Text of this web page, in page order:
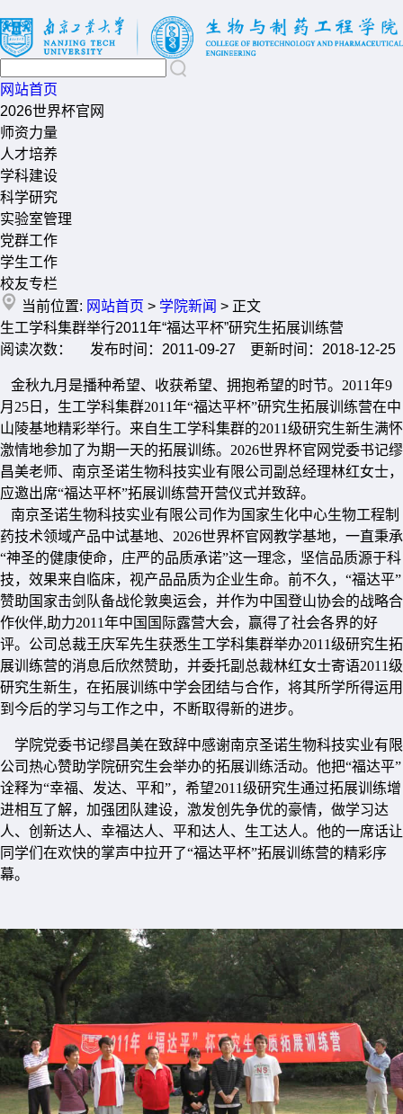
网站首页
2026世界杯官网
师资力量
人才培养
学科建设
科学研究
实验室管理
党群工作
学生工作
校友专栏
当前位置: 网站首页 > 学院新闻 > 正文
生工学科集群举行2011年“福达平杯”研究生拓展训练营
阅读次数： 发布时间：2011-09-27 更新时间：2018-12-25
金秋九月是播种希望、收获希望、拥抱希望的时节。2011年9
月25日，生工学科集群2011年“福达平杯”研究生拓展训练营在中
山陵基地精彩举行。来自生工学科集群的2011级研究生新生满怀
激情地参加了为期一天的拓展训练。2026世界杯官网党委书记缪
昌美老师、南京圣诺生物科技实业有限公司副总经理林红女士，
应邀出席“福达平杯”拓展训练营开营仪式并致辞。
南京圣诺生物科技实业有限公司作为国家生化中心生物工程制
药技术领域产品中试基地、2026世界杯官网教学基地，一直秉承
“神圣的健康使命，庄严的品质承诺”这一理念，坚信品质源于科
技，效果来自临床，视产品品质为企业生命。前不久，“福达平”
赞助国家击剑队备战伦敦奥运会，并作为中国登山协会的战略合
作伙伴,助力2011年中国国际露营大会，赢得了社会各界的好
评。公司总裁王庆军先生获悉生工学科集群举办2011级研究生拓
展训练营的消息后欣然赞助，并委托副总裁林红女士寄语2011级
研究生新生，在拓展训练中学会团结与合作，将其所学所得运用
到今后的学习与工作之中，不断取得新的进步。
学院党委书记缪昌美在致辞中感谢南京圣诺生物科技实业有限
公司热心赞助学院研究生会举办的拓展训练活动。他把“福达平”
诠释为“幸福、发达、平和”，希望2011级研究生通过拓展训练增
进相互了解，加强团队建设，激发创先争优的豪情，做学习达
人、创新达人、幸福达人、平和达人、生工达人。他的一席话让
同学们在欢快的掌声中拉开了“福达平杯”拓展训练营的精彩序
幕。